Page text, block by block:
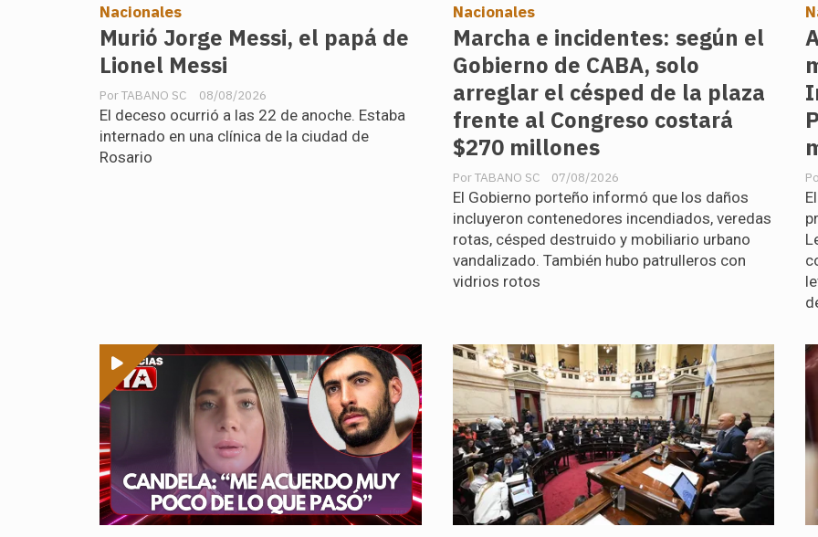
Murió Jorge Messi, el papá de
Lionel Messi
TABANO SC
Nacionales
08/08/2026
El deceso ocurrió a las 22 de anoche. Estaba
internado en una clínica de la ciudad de
Rosario
Marcha e incidentes: según el
Gobierno de CABA, solo
arreglar el césped de la plaza
frente al Congreso costará
$270 millones
TABANO SC
Nacionales
07/08/2026
El Gobierno porteño informó que los daños
incluyeron contenedores incendiados, veredas
rotas, césped destruido y mobiliario urbano
vandalizado. También hubo patrulleros con
vidrios rotos